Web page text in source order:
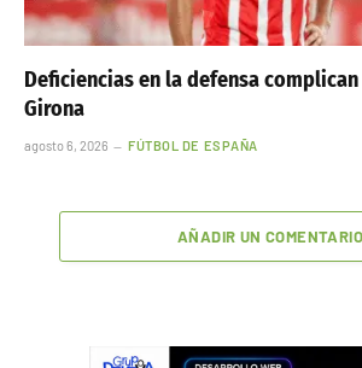
Deficiencias en la defensa
Girona
agosto 6, 2026 FÚTBOL DE ESPAÑA
AÑADIR UN COMENTARIO